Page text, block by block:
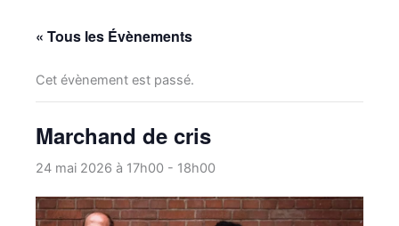
« Tous les Évènements
Cet évènement est passé.
Marchand de cris
24 mai 2026 à 17h00 - 18h00